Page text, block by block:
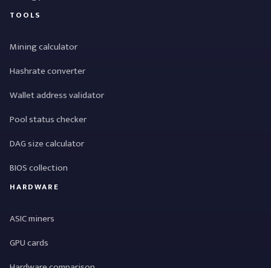
TOOLS
Mining calculator
Hashrate converter
Wallet address validator
Pool status checker
DAG size calculator
BIOS collection
HARDWARE
ASIC miners
GPU cards